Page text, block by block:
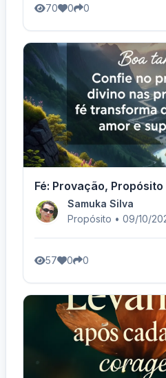
70 0 0
Fé: Provação, Propósito
Samuka Silva
Propósito • 09/10/
57 0 0